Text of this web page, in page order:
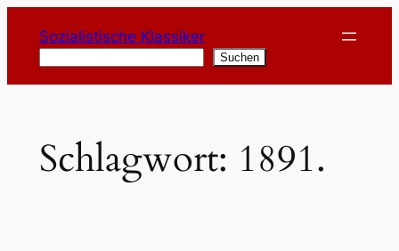
Inhalt
springen
Sozialistische Klassiker
Suchen
Schlagwort: 1891.